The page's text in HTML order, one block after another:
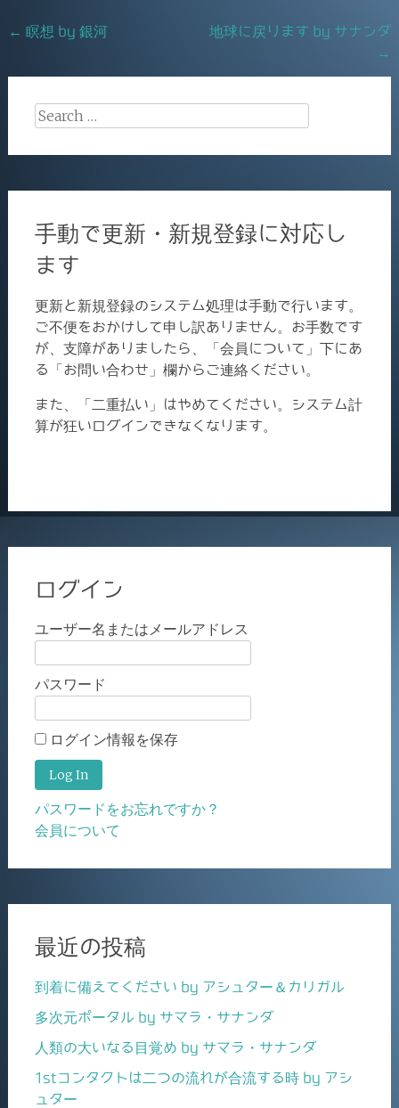
o
k
Post
← 瞑想 by 銀河
地球に戻ります by サナンダ
→
Search
手動で更新・新規登録に対応し
ます
更新と新規登録のシステム処理は手動で行います。
ご不便をおかけして申し訳ありません。お手数です
が、支障がありましたら、「会員について」下にあ
る「お問い合わせ」欄からご連絡ください。
また、「二重払い」はやめてください。システム計
算が狂いログインできなくなります。
ログイン
ユーザー名またはメールアドレス
パスワード
ログイン情報を保存
パスワードをお忘れですか？
会員について
最近の投稿
到着に備えてください by アシュター＆カリガル
多次元ポータル by サマラ・サナンダ
人類の大いなる目覚め by サマラ・サナンダ
1stコンタクトは二つの流れが合流する時 by アシ
ュター